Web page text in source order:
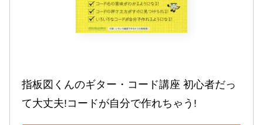
指板図くんのギター・コード講座 初心者だっ
て大丈夫!コードが自分で作れちゃう!